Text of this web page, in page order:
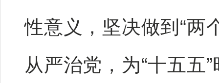
性意义，坚决做到“两
从严治党，为“十五五